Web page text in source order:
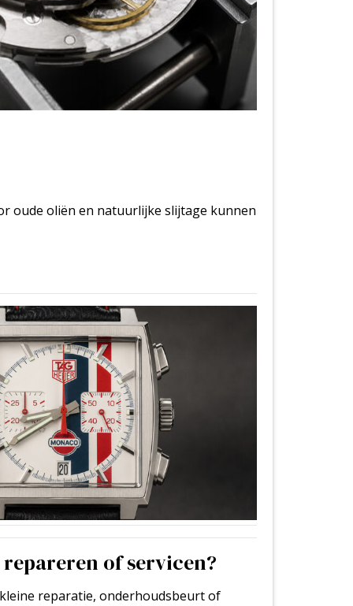
oude oliën en natuurlijke slijtage kunnen
repareren of servicen?
reparatie, onderhoudsbeurt of